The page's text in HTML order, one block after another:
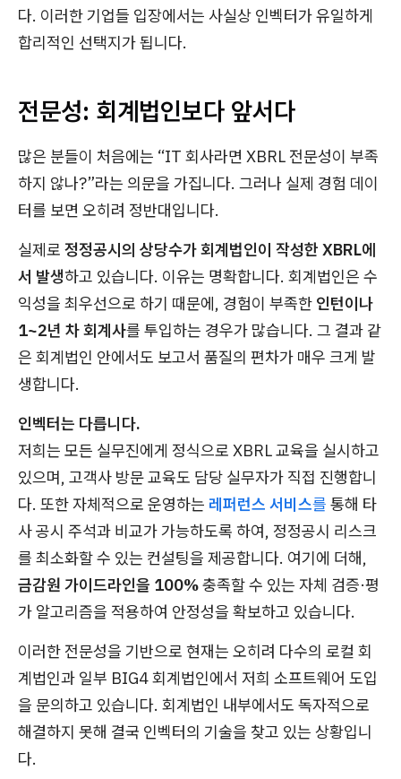
다. 이러한 기업들 입장에서는 사실상 인벡터가 유일하게
합리적인 선택지가 됩니다.
전문성: 회계법인보다 앞서다
많은 분들이 처음에는 “IT 회사라면 XBRL 전문성이 부족
하지 않나?”라는 의문을 가집니다. 그러나 실제 경험 데이
터를 보면 오히려 정반대입니다.
실제로 정정공시의 상당수가 회계법인이 작성한 XBRL에
서 발생하고 있습니다. 이유는 명확합니다. 회계법인은 수
익성을 최우선으로 하기 때문에, 경험이 부족한 인턴이나
1~2년 차 회계사를 투입하는 경우가 많습니다. 그 결과 같
은 회계법인 안에서도 보고서 품질의 편차가 매우 크게 발
생합니다.
인벡터는 다릅니다.
저희는 모든 실무진에게 정식으로 XBRL 교육을 실시하고
있으며, 고객사 방문 교육도 담당 실무자가 직접 진행합니
다. 또한 자체적으로 운영하는 레퍼런스 서비스를 통해 타
사 공시 주석과 비교가 가능하도록 하여, 정정공시 리스크
를 최소화할 수 있는 컨설팅을 제공합니다. 여기에 더해,
금감원 가이드라인을 100%충족할 수 있는 자체 검증·평
가 알고리즘을 적용하여 안정성을 확보하고 있습니다.
이러한 전문성을 기반으로 현재는 오히려 다수의 로컬 회
계법인과 일부 BIG4 회계법인에서 저희 소프트웨어 도입
을 문의하고 있습니다. 회계법인 내부에서도 독자적으로
해결하지 못해 결국 인벡터의 기술을 찾고 있는 상황입니
다.